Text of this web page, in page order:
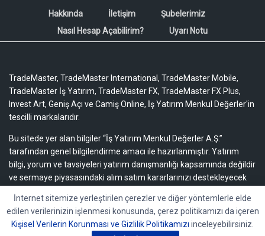
Hakkında İletişim
Şubelerimiz
Nasıl Hesap Açabilirim?
Uyarı Notu
TradeMaster, TradeMaster International, TradeMaster Mobile,
TradeMaster İş Yatırım, TradeMaster FX, TradeMaster FX Plus,
Invest Art, Geniş Açı ve Camiş Online, İş Yatırım Menkul Değerler'in
tescilli markalarıdır.
Bu sitede yer alan bilgiler “İş Yatırım Menkul Değerler A.Ş.”
tarafından genel bilgilendirme amacı ile hazırlanmıştır. Yatırım
bilgi, yorum ve tavsiyeleri yatırım danışmanlığı kapsamında değildir
ve sermaye piyasasındaki alım satım kararlarınızı destekleyecek
Bu içeriğe ilişkin tüm telif hakları İş Yatırım Menkul Değerler A.Ş.’ye
aittir. Bu içerik, açık iznimiz olmaksızın başkaları tarafından
İnternet sitemize yerleştirilen çerezler ve diğer yöntemlerle elde
edilen verilerinizin işlenmesi konusunda, çerez politikamızı da içeren
Kişisel Verilerin Korunması ve Gizlilik Politikamızı inceleyebilirsiniz.